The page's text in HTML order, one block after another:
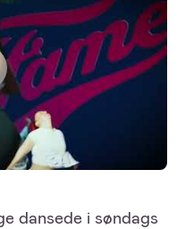
Play video
dansede i søndags